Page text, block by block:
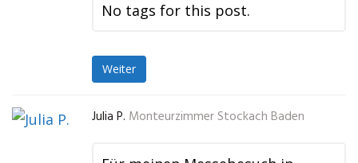
No tags for this post.
Weiter
Julia P. Monteurzimmer Stockach Baden